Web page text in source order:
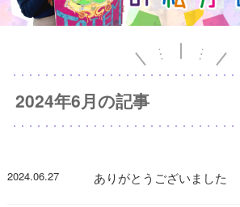
2024年6月の記事
2024.06.27 ありがとうございました